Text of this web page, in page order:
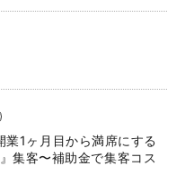
1ヶ月目から満席にする
集客〜補助金で集客コス